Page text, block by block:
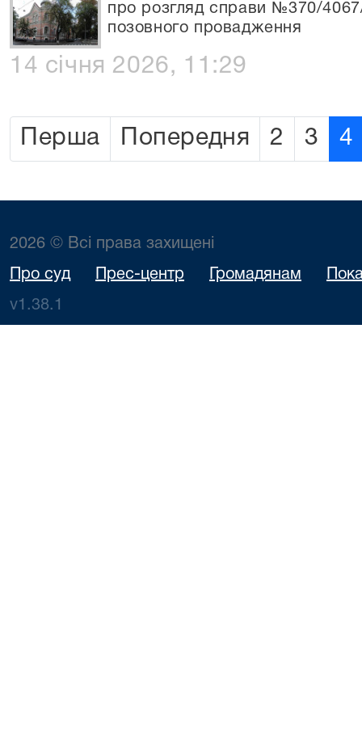
про розгляд справи №370/
позовного провадження
14 січня 2026, 11:29
Перша Попередня 2 3 4
2026 © Всі права захищені
Про суд Прес-центр Громадянам
v1.38.1